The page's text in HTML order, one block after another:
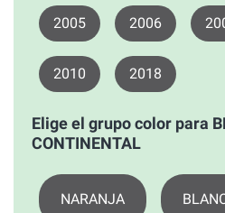
2005 2006
2010 2018
Elige el grupo color para
CONTINENTAL
NARANJA